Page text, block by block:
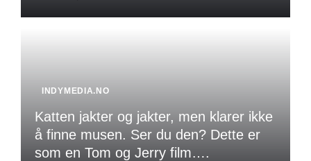
INDYMEDIA.NO
Katten jakter og jakter, men klarer ikke
å finne musen. Ser du den? Dette er
som en Tom og Jerry film….